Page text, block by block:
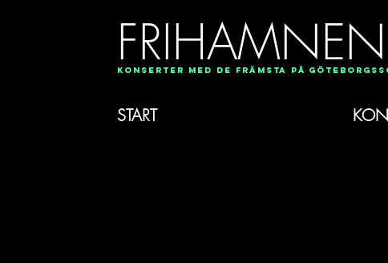
Konserter med de främsta på
START